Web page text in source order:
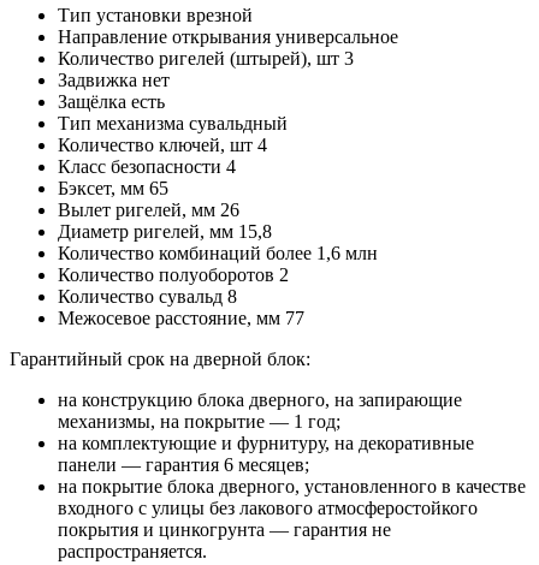
Тип установки врезной
Направление открывания универсальное
Количество ригелей (штырей), шт 3
Задвижка нет
Защёлка есть
Тип механизма сувальдный
Количество ключей, шт 4
Класс безопасности 4
Бэксет, мм 65
Вылет ригелей, мм 26
Диаметр ригелей, мм 15,8
Количество комбинаций более 1,6 млн
Количество полуоборотов 2
Количество сувальд 8
Межосевое расстояние, мм 77
Гарантийный срок на дверной блок:
на конструкцию блока дверного, на запирающие
механизмы, на покрытие — 1 год;
на комплектующие и фурнитуру, на декоративные
панели — гарантия 6 месяцев;
на покрытие блока дверного, установленного в качестве
входного с улицы без лакового атмосферостойкого
покрытия и цинкогрунта — гарантия не
распространяется.